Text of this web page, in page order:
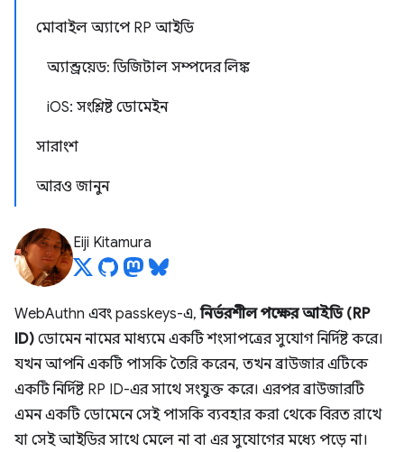
মোবাইল অ্যাপে RP আইডি
অ্যান্ড্রয়েড: ডিজিটাল সম্পদের লিঙ্ক
iOS: সংশ্লিষ্ট ডোমেইন
সারাংশ
আরও জানুন
Eiji Kitamura
WebAuthn এবং passkeys-এ,নির্ভরশীল পক্ষের আইডি (RP
ID) ডোমেন নামের মাধ্যমে একটি শংসাপত্রের সুযোগ নির্দিষ্ট করে।
যখন আপনি একটি পাসকি তৈরি করেন, তখন ব্রাউজার এটিকে
একটি নির্দিষ্ট RP ID-এর সাথে সংযুক্ত করে। এরপর ব্রাউজারটি
এমন একটি ডোমেনে সেই পাসকি ব্যবহার করা থেকে বিরত রাখে
যা সেই আইডির সাথে মেলে না বা এর সুযোগের মধ্যে পড়ে না।